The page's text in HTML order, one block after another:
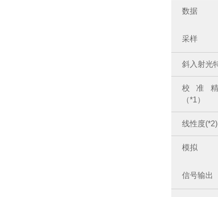
数据
采样
斜入射光
校准
（*1）
线性度(*2)
模拟
信号输出